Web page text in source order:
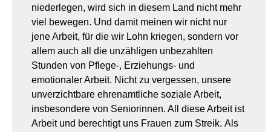
niederlegen, wird sich in diesem Land nicht mehr
viel bewegen. Und damit meinen wir nicht nur
jene Arbeit, für die wir Lohn kriegen, sondern vor
allem auch all die unzähligen unbezahlten
Stunden von Pflege-, Erziehungs- und
emotionaler Arbeit. Nicht zu vergessen, unsere
unverzichtbare ehrenamtliche soziale Arbeit,
insbesondere von Seniorinnen. All diese Arbeit ist
Arbeit und berechtigt uns Frauen zum Streik. Als